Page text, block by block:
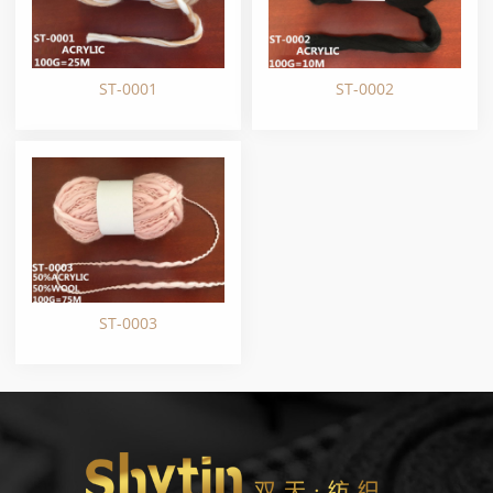
ST-0001 ST-0002
ST-0003